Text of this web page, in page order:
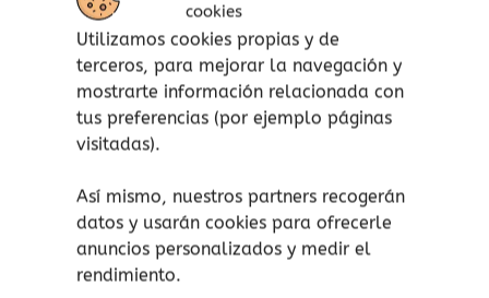
cookies
Utilizamos cookies propias y de
terceros, para mejorar la navegación y
mostrarte información relacionada con
tus preferencias (por ejemplo páginas
visitadas).
Así mismo, nuestros partners recogerán
datos y usarán cookies para ofrecerle
anuncios personalizados y medir el
rendimiento.
1 tablero de juego.
10 piezas de números.
Libro con 120 desafíos y soluciones.
Reglas de juego.
1 jugador.
¡atención!No apto para peques menores de 3
años, peligro de asfixia por piezas pequeñas.
Aviso de seguridad: